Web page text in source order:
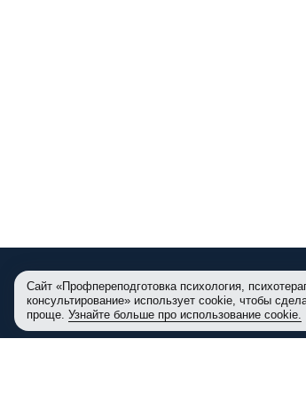
Сайт «Профпереподготовка психология,
консультирование» использует cookie, чтобы
проще. Узнайте больше про использование cookie.